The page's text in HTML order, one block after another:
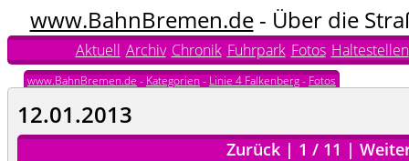
www.BahnBremen.de- Über die
Aktuell Archiv Chronik Fuhrpark Fotos Haltestellen
www.BahnBremen.de - Kategorien - Linie 4 Falkenberg- Fotos
12.01.2013
Zurück | 1 / 11 |